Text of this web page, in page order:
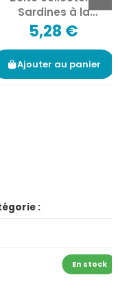
Sardines à la
tapenade noire bio* -
1/6
5,28 €
Ajouter au panier
:
En stock